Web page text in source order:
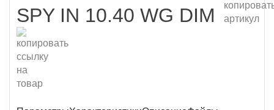
SPY IN 10.40 WG DIM